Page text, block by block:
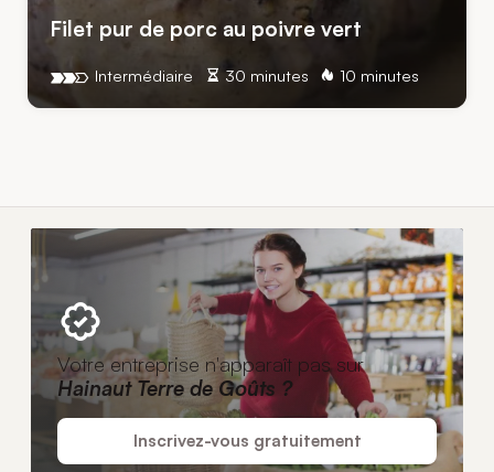
Filet pur de porc au poivre vert
30 minutes 10 minutes
Intermédiaire
Votre entreprise n'apparaît pas sur
Hainaut Terre de Goûts ?
Inscrivez-vous gratuitement